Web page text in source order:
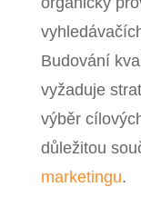
Budování
vyžaduje
výběr
důležitou
marketingu.